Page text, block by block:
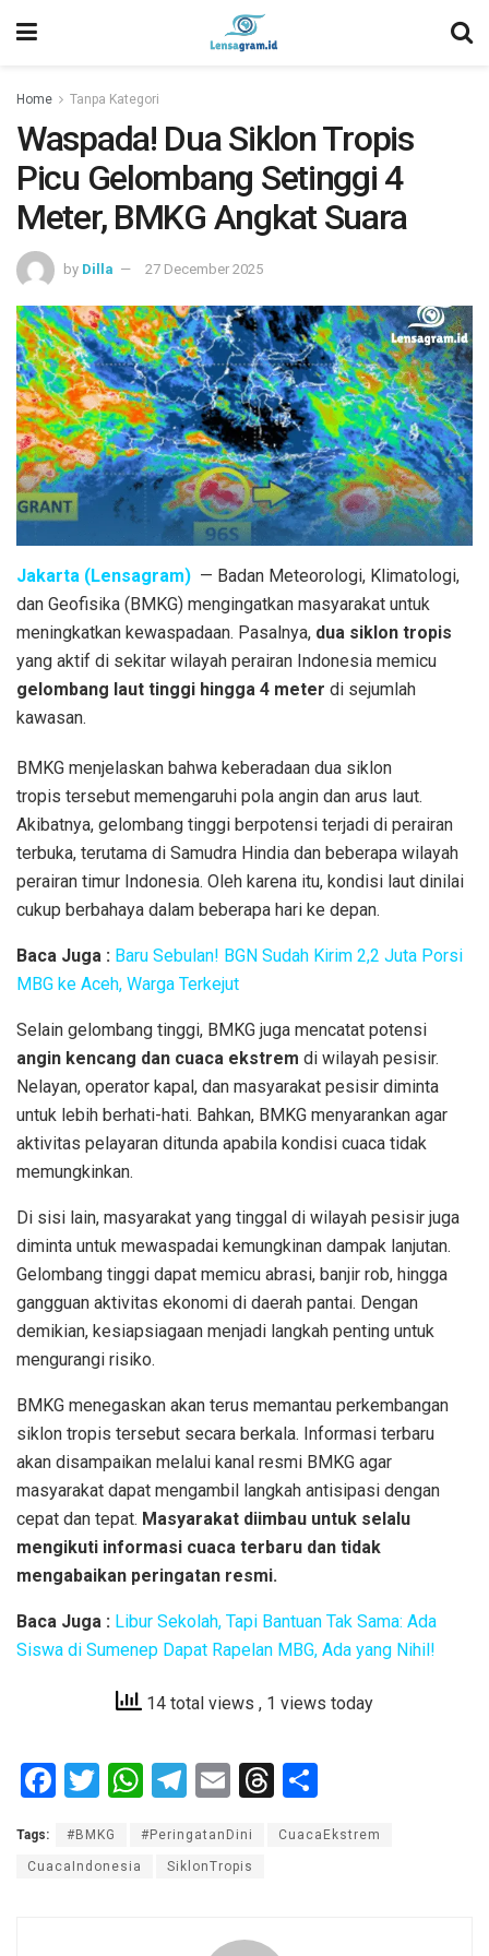
Home Tanpa Kategori
Waspada! Dua Siklon Tropis
Picu Gelombang Setinggi 4
Meter, BMKG Angkat Suara
by Dilla 27 December 2025
Jakarta (Lensagram) — Badan Meteorologi, Klimatologi,
dan Geofisika (BMKG) mengingatkan masyarakat untuk
meningkatkan kewaspadaan. Pasalnya, dua siklon tropis
yang aktif di sekitar wilayah perairan Indonesia memicu
gelombang laut tinggi hingga 4 meter di sejumlah
kawasan.
BMKG menjelaskan bahwa keberadaan dua siklon
tropis tersebut memengaruhi pola angin dan arus laut.
Akibatnya, gelombang tinggi berpotensi terjadi di perairan
terbuka, terutama di Samudra Hindia dan beberapa wilayah
perairan timur Indonesia. Oleh karena itu, kondisi laut dinilai
cukup berbahaya dalam beberapa hari ke depan.
Baca Juga : Baru Sebulan! BGN Sudah Kirim 2,2 Juta Porsi
MBG ke Aceh, Warga Terkejut
Selain gelombang tinggi, BMKG juga mencatat potensi
angin kencang dan cuaca ekstrem di wilayah pesisir.
Nelayan, operator kapal, dan masyarakat pesisir diminta
untuk lebih berhati-hati. Bahkan, BMKG menyarankan agar
aktivitas pelayaran ditunda apabila kondisi cuaca tidak
memungkinkan.
Di sisi lain, masyarakat yang tinggal di wilayah pesisir juga
diminta untuk mewaspadai kemungkinan dampak lanjutan.
Gelombang tinggi dapat memicu abrasi, banjir rob, hingga
gangguan aktivitas ekonomi di daerah pantai. Dengan
demikian, kesiapsiagaan menjadi langkah penting untuk
mengurangi risiko.
BMKG menegaskan akan terus memantau perkembangan
siklon tropis tersebut secara berkala. Informasi terbaru
akan disampaikan melalui kanal resmi BMKG agar
masyarakat dapat mengambil langkah antisipasi dengan
cepat dan tepat. Masyarakat diimbau untuk selalu
mengikuti informasi cuaca terbaru dan tidak
mengabaikan peringatan resmi.
Baca Juga : Libur Sekolah, Tapi Bantuan Tak Sama: Ada
Siswa di Sumenep Dapat Rapelan MBG, Ada yang Nihil!
14 total views , 1 views today
F
ce
b
T
tt
er
W
at
T
e
gr
E
ail
T
e
ar
Tags: #BMKG #PeringatanDini CuacaEkstrem
CuacaIndonesia SiklonTropis